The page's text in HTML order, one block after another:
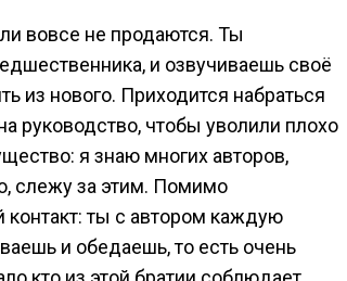
вовсе не продаются. Ты
и озвучиваешь своё
из нового. Приходится набраться
руководство, чтобы уволили плохо
я знаю многих авторов,
слежу за этим. Помимо
контакт: ты с автором каждую
и обедаешь, то есть очень